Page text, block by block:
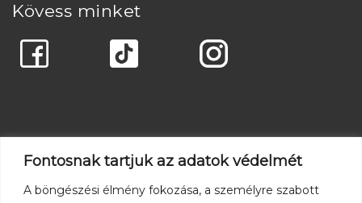
Fontosnak tartjuk az adatok védelmét
A böngészési élmény fokozása, a személyre szabott
Kövess minket